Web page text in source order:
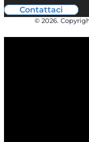
Contattaci
© 2026.